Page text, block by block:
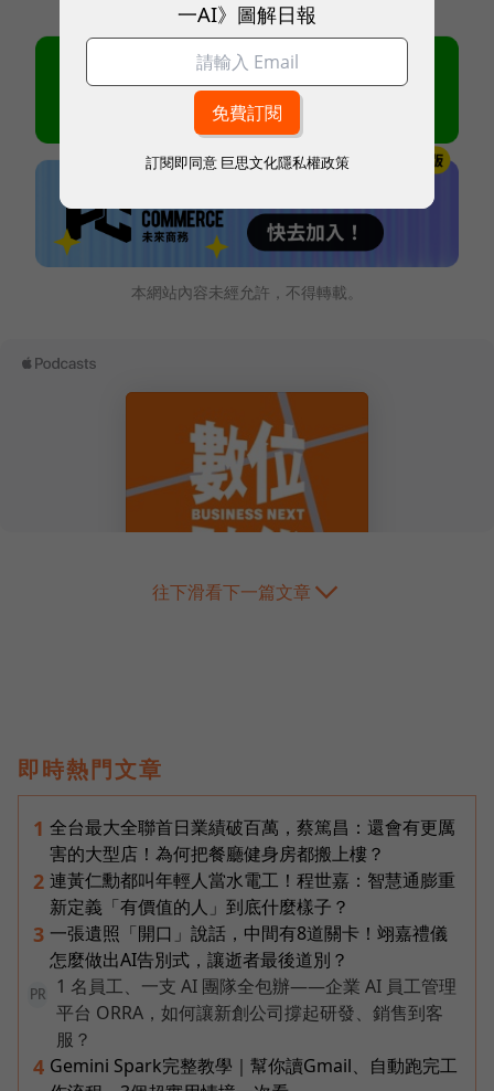
本網站內容未經允許，不得轉載。
往下滑看下一篇文章
即時熱門文章
1 全台最大全聯首日業績破百萬，蔡篤昌：還會有更厲
害的大型店！為何把餐廳健身房都搬上樓？
2 連黃仁勳都叫年輕人當水電工！程世嘉：智慧通膨重
新定義「有價值的人」到底什麼樣子？
3 一張遺照「開口」說話，中間有8道關卡！翊嘉禮儀
怎麼做出AI告別式，讓逝者最後道別？
PR
1 名員工、一支 AI 團隊全包辦——企業 AI 員工管理
平台 ORRA，如何讓新創公司撐起研發、銷售到客
服？
4 Gemini Spark完整教學｜幫你讀Gmail、自動跑完工
一AI》圖解日報
訂閱即同意 巨思文化隱私權政策